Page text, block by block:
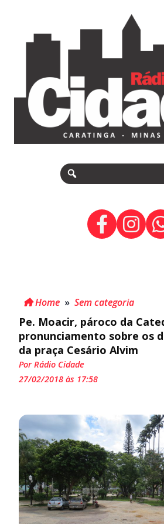
Home » Sem categoria
Pe. Moacir, pároco da
pronunciamento sobre os
da praça Cesário Alvim
Por Rádio Cidade
27/02/2018 às 17:58